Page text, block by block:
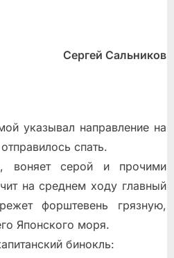
Сергей Сальников
указывал направление на
спать.
воняет серой и прочими
на среднем ходу главный
форштевень грязную,
Японского моря.
бинокль: